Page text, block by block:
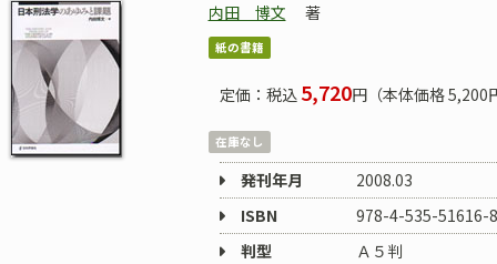
内田 博文 著
紙の書籍
定価：税込 5,720円（本体価格 5,200
在庫なし
発刊年月
2008.03
ISBN
978-4-535-51616-8
判型
Ａ５判